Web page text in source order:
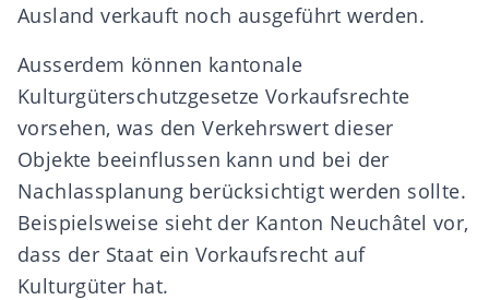
Ausland verkauft noch ausgeführt werden.
Ausserdem können kantonale
Kulturgüterschutzgesetze Vorkaufsrechte
vorsehen, was den Verkehrswert dieser
Objekte beeinflussen kann und bei der
Nachlassplanung berücksichtigt werden sollte.
Beispielsweise sieht der Kanton Neuchâtel vor,
dass der Staat ein Vorkaufsrecht auf
Kulturgüter hat.